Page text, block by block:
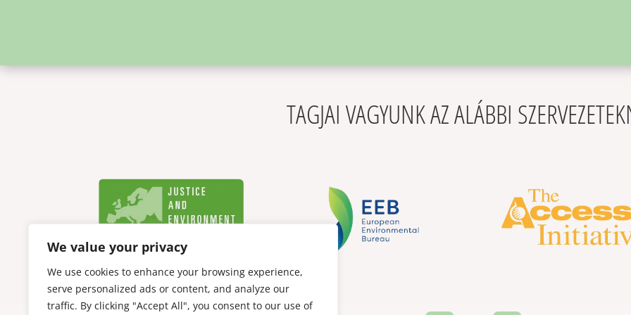
We value your privacy
We use cookies to enhance your browsing experience,
serve personalized ads or content, and analyze our
traffic. By clicking "Accept All", you consent to our use of
TAGJAI VAGYUNK AZ ALÁBBI